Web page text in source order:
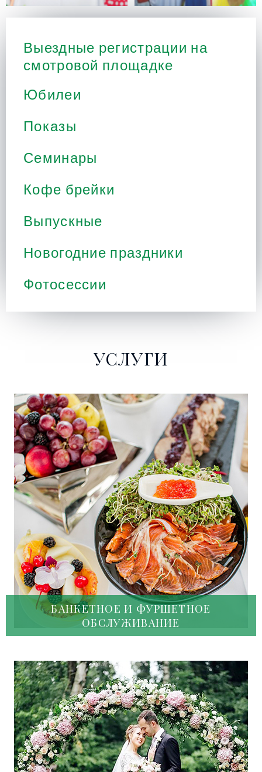
Выездные регистрации на
смотровой площадке
Юбилеи
Показы
Семинары
Кофе брейки
Выпускные
Новогодние праздники
Фотосессии
УСЛУГИ
БАНКЕТНОЕ И ФУРШЕТНОЕ
ОБСЛУЖИВАНИЕ